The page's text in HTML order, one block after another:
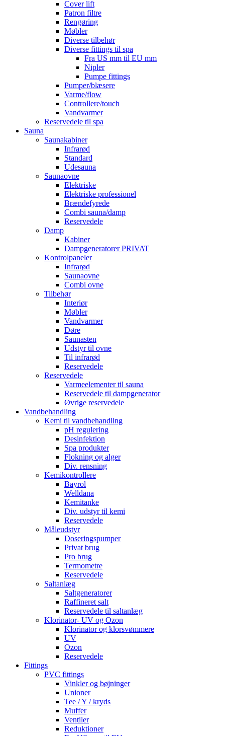
Cover lift
Patron filtre
Rengøring
Møbler
Diverse tilbehør
Diverse fittings til spa
Fra US mm til EU mm
Nipler
Pumpe fittings
Pumper/blæsere
Varme/flow
Controllere/touch
Vandvarmer
Reservedele til spa
Sauna
Saunakabiner
Infrarød
Standard
Udesauna
Saunaovne
Elektriske
Elektriske professionel
Brændefyrede
Combi sauna/damp
Reservedele
Damp
Kabiner
Dampgeneratorer PRIVAT
Kontrolpaneler
Infrarød
Saunaovne
Combi ovne
Tilbehør
Interiør
Møbler
Vandvarmer
Døre
Saunasten
Udstyr til ovne
Til infrarød
Reservedele
Reservedele
Varmeelementer til sauna
Reservedele til dampgenerator
Øvrige reservedele
Vandbehandling
Kemi til vandbehandling
pH regulering
Desinfektion
Spa produkter
Flokning og alger
Div. rensning
Kemikontrollere
Bayrol
Welldana
Kemitanke
Div. udstyr til kemi
Reservedele
Måleudstyr
Doseringspumper
Privat brug
Pro brug
Termometre
Reservedele
Saltanlæg
Saltgeneratorer
Raffineret salt
Reservedele til saltanlæg
Klorinator- UV og Ozon
Klorinator og klorsvømmere
UV
Ozon
Reservedele
Fittings
PVC fittings
Vinkler og bøjninger
Unioner
Tee / Y / kryds
Muffer
Ventiler
Reduktioner